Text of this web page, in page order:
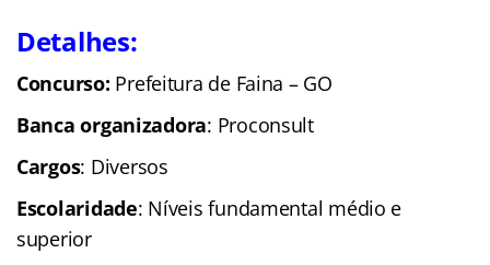
Detalhes:
Concurso: Prefeitura de Faina – GO
Banca organizadora: Proconsult
Cargos: Diversos
Escolaridade: Níveis fundamental médio e
superior